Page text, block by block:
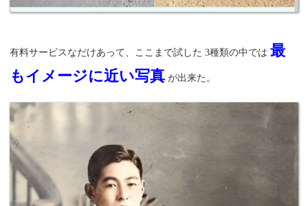
有料サービスなだけあって、ここまで試した 3種類の中では 最
もイメージに近い写真 が出来た。